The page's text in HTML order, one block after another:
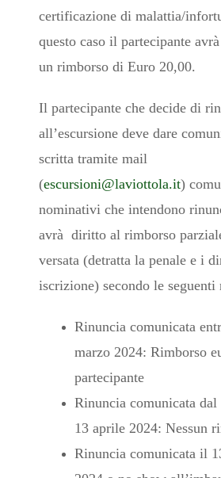
certificazione di malattia/
questo caso il partecipante
un rimborso di Euro 20,00.
Il partecipante che decide di
all’escursione deve dare
scritta tramite mail
(escursioni@laviottola.it)
nominativi che intendono
avrà diritto al rimborso
versata (detratta la penale e i
iscrizione) secondo le seguenti
Rinuncia comunicata
marzo 2024: Rimborso
partecipante
Rinuncia comunicata
13 aprile 2024: Nessun
Rinuncia comunicata il